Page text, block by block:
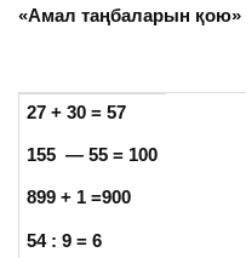
«Амал таңбаларын қою»
27 + 30 = 57
155 — 55 = 100
899 + 1 =900
54 : 9 = 6